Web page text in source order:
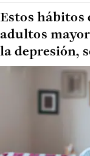
Estos hábitos
adultos
la depresión,